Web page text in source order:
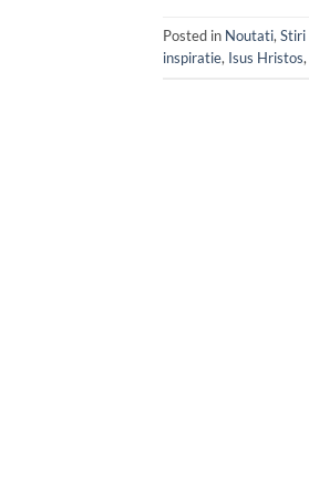
Posted in Noutati, Stiri
inspiratie, Isus Hristos,